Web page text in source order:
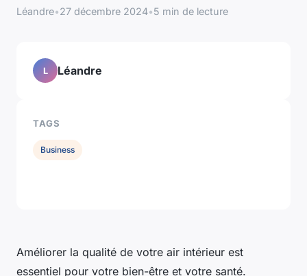
Léandre•27 décembre 2024•5 min de lecture
Améliorer la qualité de votre air intérieur est
essentiel pour votre bien-être et votre santé.
L Léandre
TAGS
Business